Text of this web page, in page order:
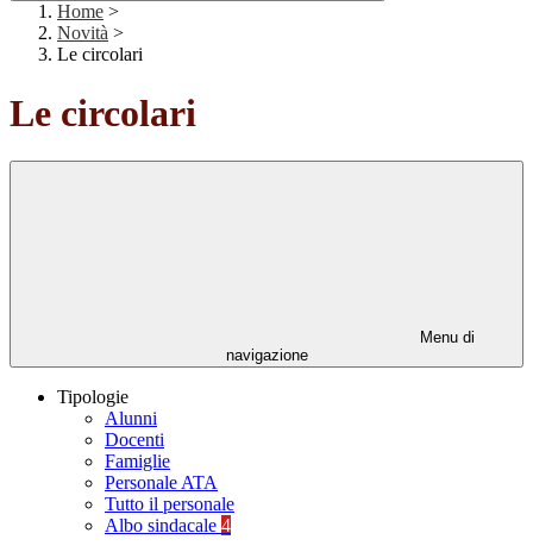
Home >
Novità >
Le circolari
Le circolari
Menu di
navigazione
Tipologie
Alunni
Docenti
Famiglie
Personale ATA
Tutto il personale
Albo sindacale 4